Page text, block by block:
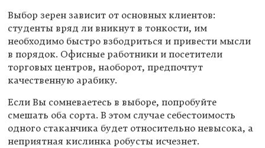
Выбор зерен зависит от основных клиентов:
студенты вряд ли вникнут в тонкости, им
необходимо быстро взбодриться и привести мысли
в порядок. Офисные работники и посетители
торговых центров, наоборот, предпочтут
качественную арабику.
Если Вы сомневаетесь в выборе, попробуйте
смешать оба сорта. В этом случае себестоимость
одного стаканчика будет относительно невысока, а
неприятная кислинка робусты исчезнет.